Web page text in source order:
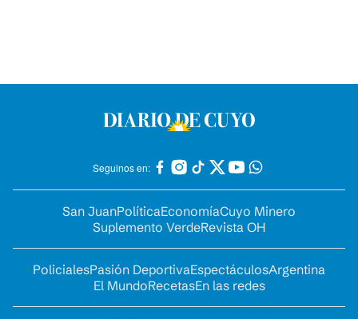
Seguinos en:
San JuanPolíticaEconomíaCuyo Minero
Suplemento VerdeRevista OH
PolicialesPasión DeportivaEspectáculosArgentina
El MundoRecetasEn las redes